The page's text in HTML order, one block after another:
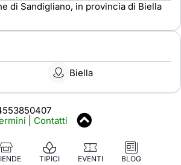
TIPICI EVENTI BLOG
di Sandigliano, in provincia di Biella
Biella
Contatti